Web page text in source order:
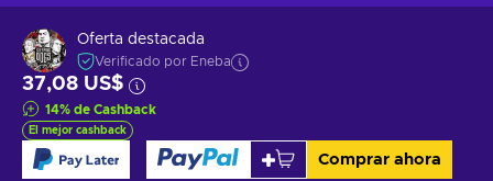
Oferta destacada
Verificado por Eneba
37,08 US$
14% de Cashback
El mejor cashback
Comprar ahora